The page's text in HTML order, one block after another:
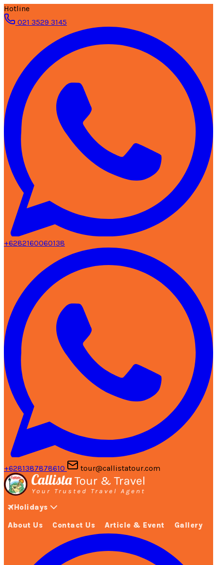
Hotline
021 3529 3145
+6282160060138
+6281387878610 tour@callistatour.com
Holidays
About Us Contact Us Article & Event Gallery